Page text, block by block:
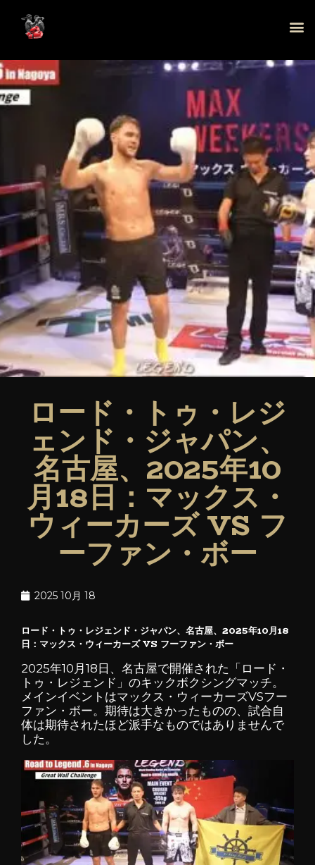
ロード・トゥ・レジ
ェンド・ジャパン、
名古屋、2025年10
月18日：マックス・
ウィーカーズ VS フ
ーファン・ボー
2025 10月 18
ロード・トゥ・レジェンド・ジャパン、名古屋、2025年10月18
日：マックス・ウィーカーズ VS フーファン・ボー
2025年10月18日、名古屋で開催された「ロード・
トゥ・レジェンド」のキックボクシングマッチ。
メインイベントはマックス・ウィーカーズVSフー
ファン・ボー。期待は大きかったものの、試合自
体は期待されたほど派手なものではありませんで
した。